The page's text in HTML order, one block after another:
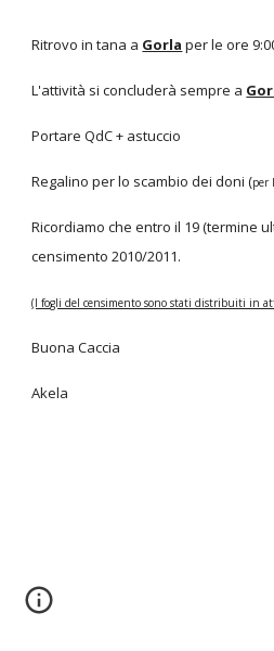
Ritrovo in tana a Gorla per le ore
L'attività si concluderà sempre a
Portare QdC + astuccio
Regalino per lo scambio dei doni (per
Ricordiamo che entro il 19 (termine
censimento 2010/2011.
(I fogli del censimento sono stati distribuiti in
Buona Caccia
Akela